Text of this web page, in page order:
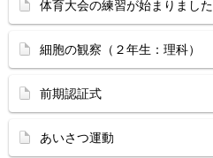
体育大会の練習が始まりました
細胞の観察（２年生：理科）
前期認証式
あいさつ運動